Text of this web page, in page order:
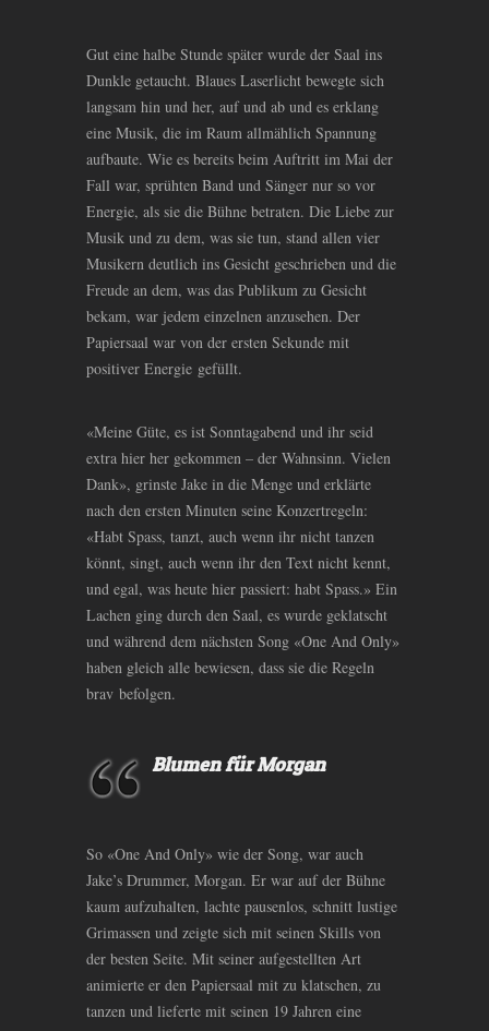
Gut eine halbe Stunde später wurde der Saal ins
Dunkle getaucht. Blaues Laserlicht bewegte sich
langsam hin und her, auf und ab und es erklang
eine Musik, die im Raum allmählich Spannung
aufbaute. Wie es bereits beim Auftritt im Mai der
Fall war, sprühten Band und Sänger nur so vor
Energie, als sie die Bühne betraten. Die Liebe zur
Musik und zu dem, was sie tun, stand allen vier
Musikern deutlich ins Gesicht geschrieben und die
Freude an dem, was das Publikum zu Gesicht
bekam, war jedem einzelnen anzusehen. Der
Papiersaal war von der ersten Sekunde mit
positiver Energie gefüllt.
«Meine Güte, es ist Sonntagabend und ihr seid
extra hier her gekommen – der Wahnsinn. Vielen
Dank», grinste Jake in die Menge und erklärte
nach den ersten Minuten seine Konzertregeln:
«Habt Spass, tanzt, auch wenn ihr nicht tanzen
könnt, singt, auch wenn ihr den Text nicht kennt,
und egal, was heute hier passiert: habt Spass.» Ein
Lachen ging durch den Saal, es wurde geklatscht
und während dem nächsten Song «One And Only»
haben gleich alle bewiesen, dass sie die Regeln
brav befolgen.
Blumen für Morgan
So «One And Only» wie der Song, war auch
Jake’s Drummer, Morgan. Er war auf der Bühne
kaum aufzuhalten, lachte pausenlos, schnitt lustige
Grimassen und zeigte sich mit seinen Skills von
der besten Seite. Mit seiner aufgestellten Art
animierte er den Papiersaal mit zu klatschen, zu
tanzen und lieferte mit seinen 19 Jahren eine